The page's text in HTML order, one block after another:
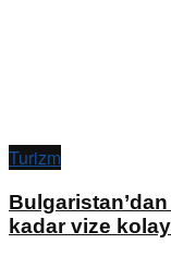
Turizm
kadar vize